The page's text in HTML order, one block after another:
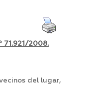
71.921/2008.
del lugar,